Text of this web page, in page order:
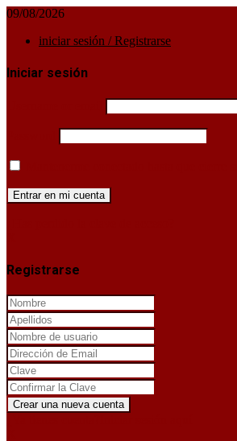
09/08/2026
iniciar sesión / Registrarse
Iniciar sesión
Registrarse